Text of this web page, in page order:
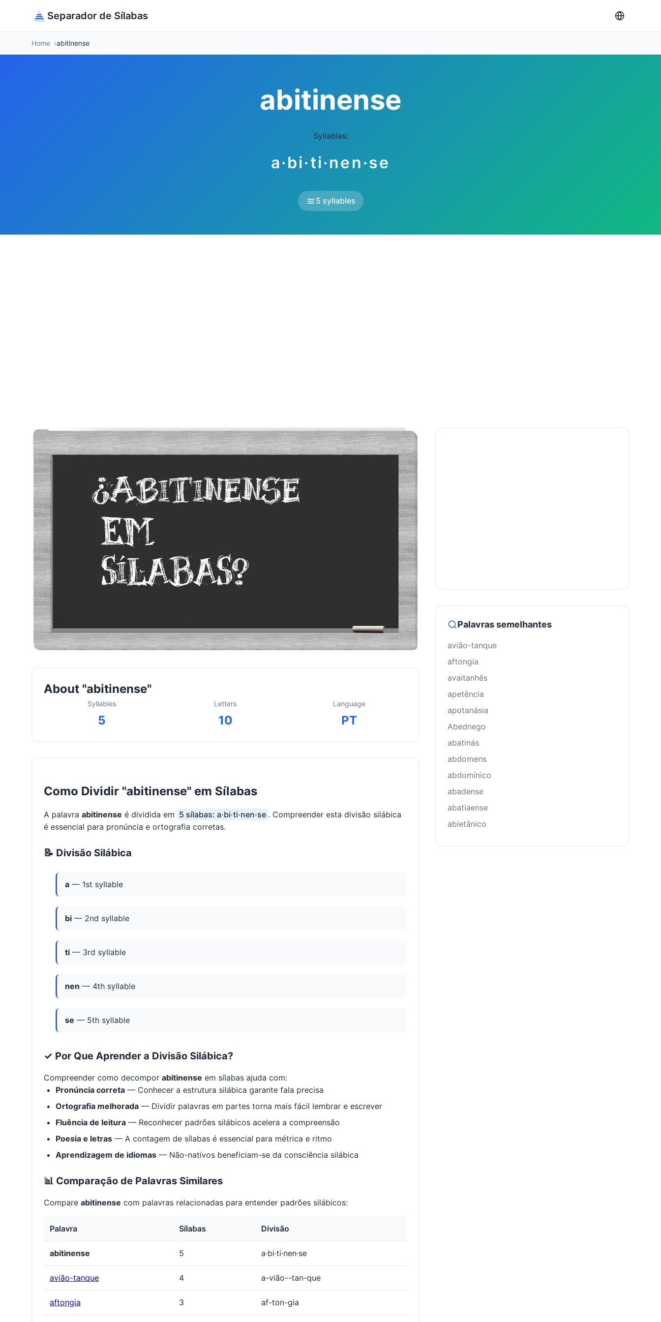
Separador de Sílabas
Home abitinense
abitinense
Syllables:
a·bi·ti·nen·se
5 syllables
About "abitinense"
Syllables
5
Letters
10
Language
PT
Como Dividir "abitinense" em Sílabas
A palavra abitinense é dividida em 5 sílabas: a·bi·ti·nen·se . Compreender esta divisão silábica
é essencial para pronúncia e ortografia corretas.
📝 Divisão Silábica
a — 1st syllable
bi — 2nd syllable
ti — 3rd syllable
nen — 4th syllable
se — 5th syllable
✓ Por Que Aprender a Divisão Silábica?
Compreender como decompor abitinense em sílabas ajuda com:
Pronúncia correta — Conhecer a estrutura silábica garante fala precisa
Ortografia melhorada — Dividir palavras em partes torna mais fácil lembrar e escrever
Fluência de leitura — Reconhecer padrões silábicos acelera a compreensão
Poesia e letras — A contagem de sílabas é essencial para métrica e ritmo
Aprendizagem de idiomas — Não-nativos beneficiam-se da consciência silábica
📊 Comparação de Palavras Similares
Compare abitinense com palavras relacionadas para entender padrões silábicos:
Palavra Sílabas Divisão
abitinense 5 a·bi·ti·nen·se
avião-tanque 4 a-vião--tan-que
aftongia 3 af-ton-gia
Palavras semelhantes
avião-tanque
aftongia
avaitanhês
apetência
apotanásia
Abednego
abatinás
abdomens
abdomínico
abadense
abatiaense
abietânico